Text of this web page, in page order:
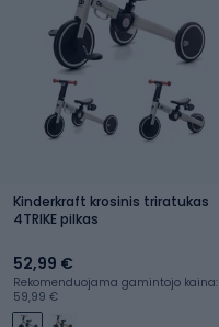
Kinderkraft krosinis triratukas
4TRIKE pilkas
52,99 €
Rekomenduojama gamintojo kaina:
59,99 €